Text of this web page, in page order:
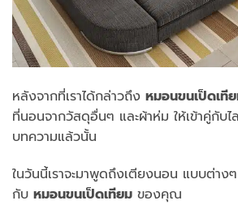
หลังจากที่เราได้กล่าวถึง หมอนขนเป็ดเที
ที่นอนจากวัสดุอื่นๆ และผ้าห่ม ให้เข้าคู่กับ
บทความแล้วนั้น
ในวันนี้เราจะมาพูดถึงเตียงนอน แบบต่างๆ
กับ หมอนขนเป็ดเทียม ของคุณ